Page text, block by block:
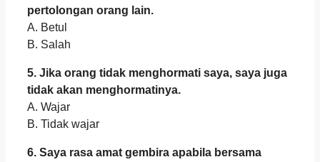
pertolongan orang lain.
A. Betul
B. Salah
5. Jika orang tidak menghormati saya, saya juga
tidak akan menghormatinya.
A. Wajar
B. Tidak wajar
6. Saya rasa amat gembira apabila bersama